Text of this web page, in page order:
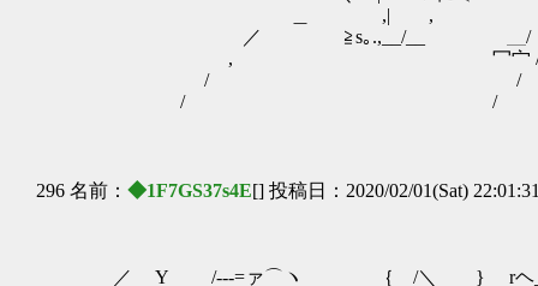
＿ ゝ
／ ≧s｡.,__/
, 冖
/ /
/ /
296 名前： ◆1F7GS37s4E[] 投稿日：2020/02/01(Sat)
／ Y /--‐=ァ⌒ヽ ｛ /＼ } rヘ___＼